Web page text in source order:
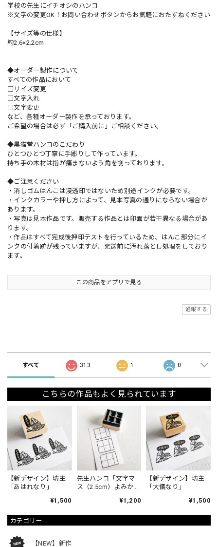
カテゴリー
【NEW】新作
学校の先生にイチオシのハンコ
※文字の変更OK！お問い合わせボタンからお気軽におたずねください
【サイズ等の仕様】
約2.6×2.2cm
◆オーダー製作について
すべての作品において
□サイズ変更
□文字入れ
□文字変更
など、各種オーダー製作を承っております。
ご希望の場合は必ず「ご購入前に」ご相談ください。
◆黒猫堂ハンコのこだわり
ひとつひとつ丁寧に手彫りして作っています。
持ち手の木材は指が痛まないよう角を削っております。
◆ご注意ください
・消しゴムはんこは浸透印ではないため別途インクが必要です。
・インクカラーや押し方によって、見本写真の通りにならない場合が
あります。
・写真は見本作品です。販売する作品とは印面が若干異なる場合があ
ります。
・作品はすべて完成後押印テストを行っているため、はんこ部分にイ
ンクの付着跡が残っていますが、発送前に汚れ落とし処理をしており
ます。
この商品をアプリで見る
通報する
すべて 313 1 0
こちらの作品もよく見られています
【新デザイン】坊主
「あはれなり」
¥1,500
先生ハンコ「文字マ
ス（2.5cm）よみか
¥1,200
【新デザイン】坊主
「大儀なり」
¥1,500